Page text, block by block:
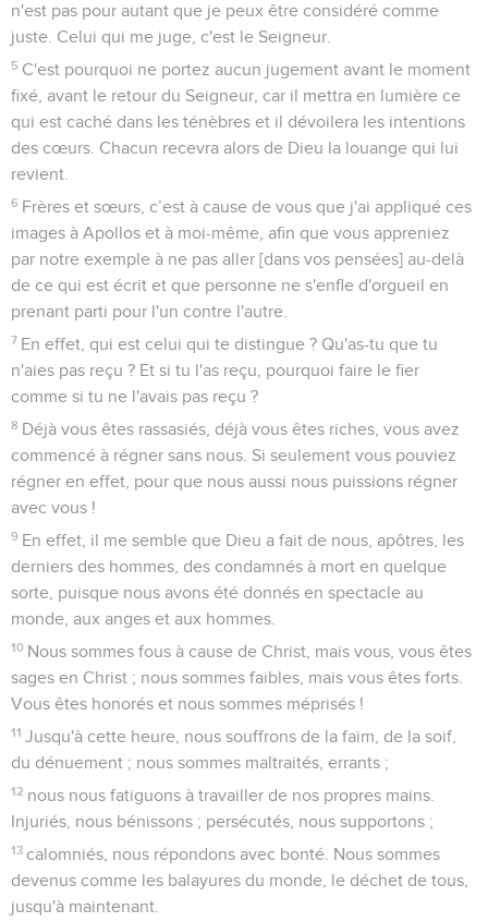
n'est pas pour autant que je peux être considéré comme
juste. Celui qui me juge, c'est le Seigneur.
5 C'est pourquoi ne portez aucun jugement avant le moment
fixé, avant le retour du Seigneur, car il mettra en lumière ce
qui est caché dans les ténèbres et il dévoilera les intentions
des cœurs. Chacun recevra alors de Dieu la louange qui lui
revient.
6 Frères et sœurs, c’est à cause de vous que j'ai appliqué ces
images à Apollos et à moi-même, afin que vous appreniez
par notre exemple à ne pas aller [dans vos pensées] au-delà
de ce qui est écrit et que personne ne s'enfle d'orgueil en
prenant parti pour l'un contre l'autre.
7 En effet, qui est celui qui te distingue ? Qu'as-tu que tu
n'aies pas reçu ? Et si tu l'as reçu, pourquoi faire le fier
comme si tu ne l'avais pas reçu ?
8 Déjà vous êtes rassasiés, déjà vous êtes riches, vous avez
commencé à régner sans nous. Si seulement vous pouviez
régner en effet, pour que nous aussi nous puissions régner
avec vous !
9 En effet, il me semble que Dieu a fait de nous, apôtres, les
derniers des hommes, des condamnés à mort en quelque
sorte, puisque nous avons été donnés en spectacle au
monde, aux anges et aux hommes.
10 Nous sommes fous à cause de Christ, mais vous, vous êtes
sages en Christ ; nous sommes faibles, mais vous êtes forts.
Vous êtes honorés et nous sommes méprisés !
11 Jusqu'à cette heure, nous souffrons de la faim, de la soif,
du dénuement ; nous sommes maltraités, errants ;
12 nous nous fatiguons à travailler de nos propres mains.
Injuriés, nous bénissons ; persécutés, nous supportons ;
13 calomniés, nous répondons avec bonté. Nous sommes
devenus comme les balayures du monde, le déchet de tous,
jusqu'à maintenant.